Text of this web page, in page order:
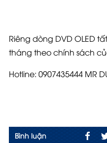
Riêng dòng DVD OLED
tháng theo chính sách
Hotline: 0907435444 MR
Bình luận